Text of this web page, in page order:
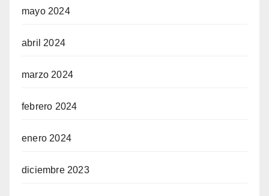
mayo 2024
abril 2024
marzo 2024
febrero 2024
enero 2024
diciembre 2023